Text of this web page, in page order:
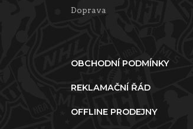
Doprava
OBCHODNÍ PODMÍNKY
REKLAMAČNÍ ŘÁD
OFFLINE PRODEJNY